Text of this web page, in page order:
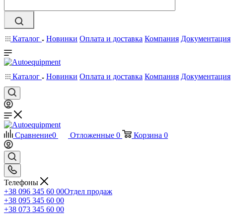
Каталог Новинки Оплата и доставка Компания Документация
Каталог Новинки Оплата и доставка Компания Документация
Сравнение0 Отложенные 0 Корзина 0
Телефоны
+38 096 345 60 00Отдел продаж
+38 095 345 60 00
+38 073 345 60 00